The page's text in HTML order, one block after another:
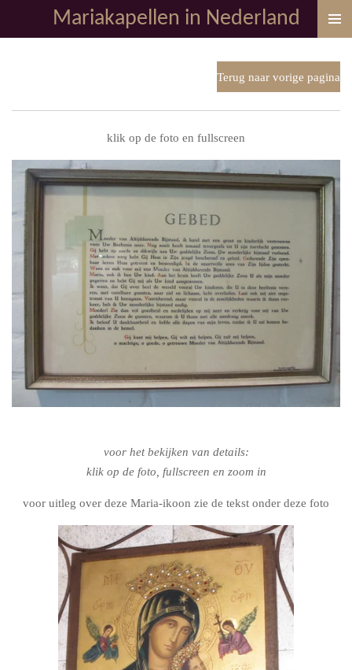
direct
Mariakapellen in Nederland
Terug naar vorige pagina
klik op de foto en fullscreen
voor het bekijken van details:
klik op de foto, fullscreen en zoom in
voor uitleg over deze Maria-ikoon zie de tekst onder deze foto